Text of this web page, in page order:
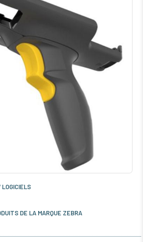
DE LA MARQUE ZEBRA